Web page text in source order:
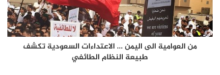
من العوامية الى اليمن ... الاعتداءات السعودية تكشف
طبيعة النظام الطائفي